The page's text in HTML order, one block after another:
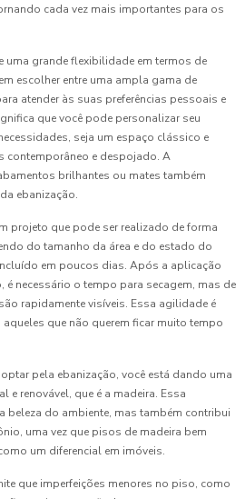
cada vez mais importantes para os
uma grande flexibilidade em termos de
escolher entre uma ampla gama de
atender às suas preferências pessoais e
que você pode personalizar seu
seja um espaço clássico e
contemporâneo e despojado. A
brilhantes ou mates também
ebanização.
projeto que pode ser realizado de forma
do tamanho da área e do estado do
em poucos dias. Após a aplicação
necessário o tempo para secagem, mas de
rapidamente visíveis. Essa agilidade é
que não querem ficar muito tempo
pela ebanização, você está dando uma
e renovável, que é a madeira. Essa
beleza do ambiente, mas também contribui
uma vez que pisos de madeira bem
um diferencial em imóveis.
que imperfeições menores no piso, como